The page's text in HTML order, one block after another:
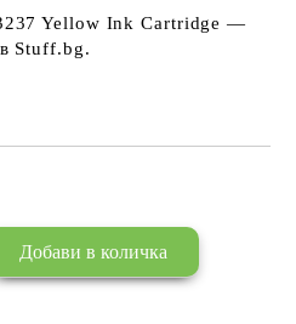
Yellow Ink Cartridge —
Stuff.bg.